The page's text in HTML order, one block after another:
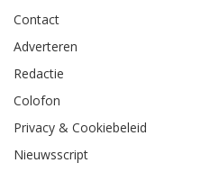
Contact
Adverteren
Redactie
Colofon
Privacy & Cookiebeleid
Nieuwsscript